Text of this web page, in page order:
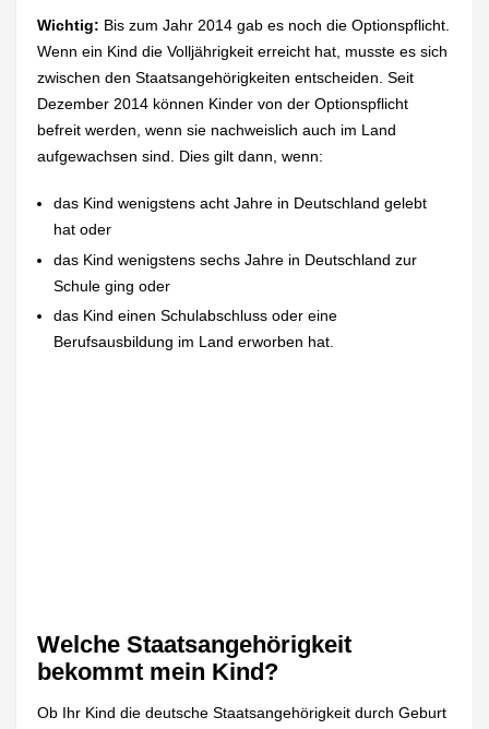
Wichtig: Bis zum Jahr 2014 gab es noch die Optionspflicht.
Wenn ein Kind die Volljährigkeit erreicht hat, musste es sich
zwischen den Staatsangehörigkeiten entscheiden. Seit
Dezember 2014 können Kinder von der Optionspflicht
befreit werden, wenn sie nachweislich auch im Land
aufgewachsen sind. Dies gilt dann, wenn:
das Kind wenigstens acht Jahre in Deutschland gelebt
hat oder
das Kind wenigstens sechs Jahre in Deutschland zur
Schule ging oder
das Kind einen Schulabschluss oder eine
Berufsausbildung im Land erworben hat.
Welche Staatsangehörigkeit
bekommt mein Kind?
Ob Ihr Kind die deutsche Staatsangehörigkeit durch Geburt